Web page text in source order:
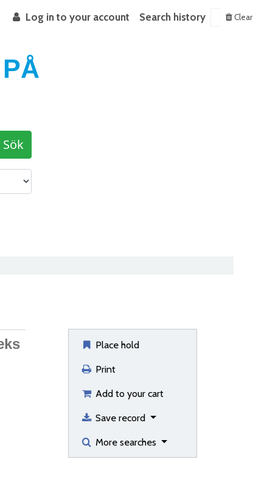
Log in to your account Search history Clear
Sök
Place hold
Print
Add to your cart
Save record
More searches